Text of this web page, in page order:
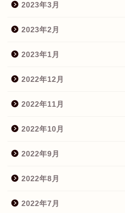
2023年3月
2023年2月
2023年1月
2022年12月
2022年11月
2022年10月
2022年9月
2022年8月
2022年7月